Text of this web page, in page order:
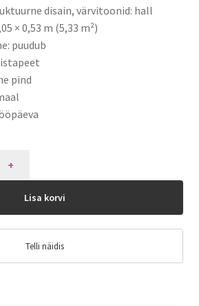
disain, värvitoonid: hall
× 0,53 m (5,33 m²)
puudub
pind
Lisa korvi
Telli näidis